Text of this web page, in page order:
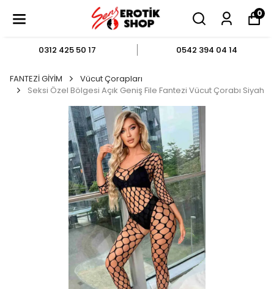
0
0312 425 50 17 0542 394 04 14
FANTEZİ GİYİM
Vücut Çorapları
Seksi Özel Bölgesi Açık Geniş File Fantezi Vücut Çorabı Siyah